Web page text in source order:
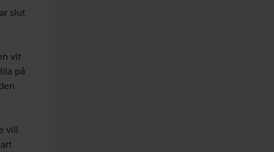
slut
vit
på
vill